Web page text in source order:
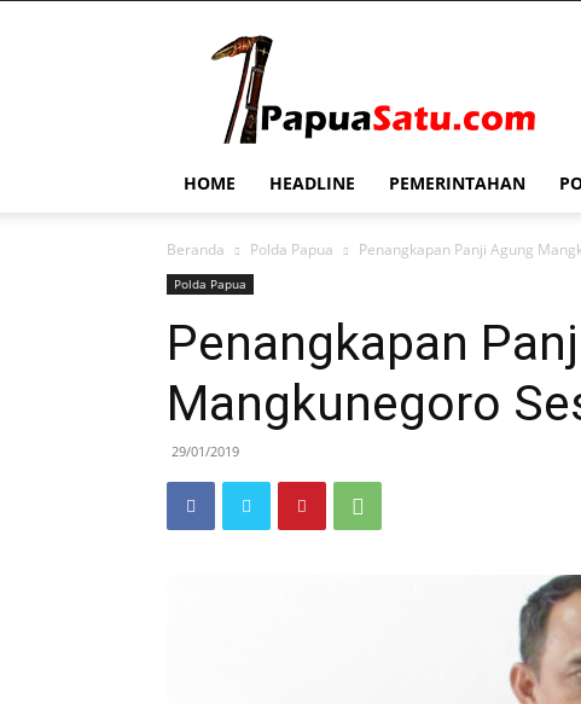
HOME HEADLINE PEMERINTAHAN
Beranda Polda Papua Penangkapan Panji Agung
Polda Papua
Penangkapan
Mangkunegoro
29/01/2019